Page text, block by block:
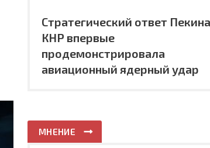
Стратегический ответ
КНР впервые
продемонстрировала
авиационный ядерный удар
МНЕНИЕ